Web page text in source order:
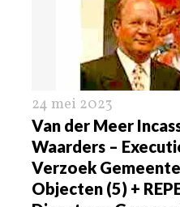
24 mei 2023
Van der Meer
Waarders –
Verzoek
Objecten (5) +